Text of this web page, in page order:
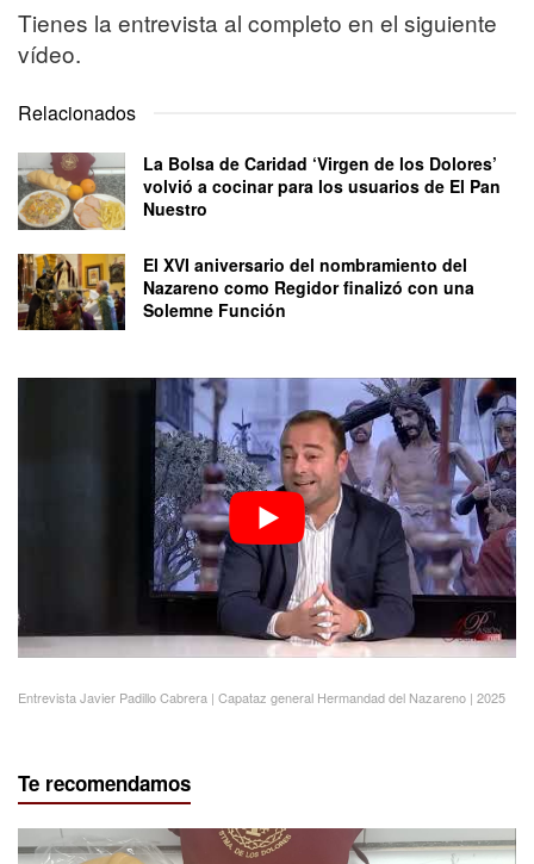
Tienes la entrevista al completo en el siguiente
vídeo.
Relacionados
La Bolsa de Caridad ‘Virgen de los Dolores’
volvió a cocinar para los usuarios de El Pan
Nuestro
El XVI aniversario del nombramiento del
Nazareno como Regidor finalizó con una
Solemne Función
Entrevista Javier Padillo Cabrera | Capataz general Hermandad del Nazareno | 2025
Te recomendamos